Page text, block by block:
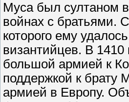
Муса был султаном
войнах с братьями.
которого ему
византийцев. В 1410
большой армией к
поддержкой к брату
армией в Европу.